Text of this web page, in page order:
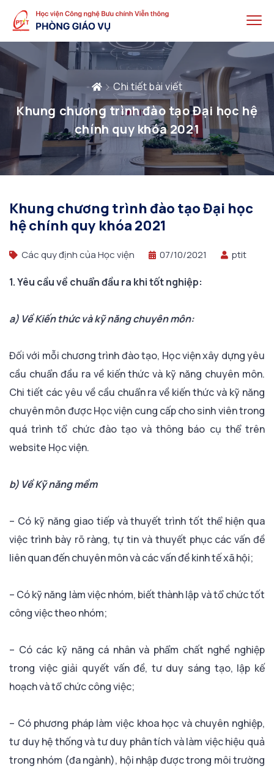
Chi tiết bài viết
Khung chương trình đào tạo Đại học hệ
chính quy khóa 2021
Khung chương trình đào tạo Đại học
hệ chính quy khóa 2021
Các quy định của Học viện 07/10/2021 ptit
1. Yêu cầu về chuẩn đầu ra khi tốt nghiệp:
a) Về Kiến thức và kỹ năng chuyên môn:
Đối với mỗi chương trình đào tạo, Học viện xây dựng yêu
cầu chuẩn đầu ra về kiến thức và kỹ năng chuyên môn.
Chi tiết các yêu về cầu chuẩn ra về kiến thức và kỹ năng
chuyên môn được Học viện cung cấp cho sinh viên trong
quá trình tổ chức đào tạo và thông báo cụ thể trên
website Học viện.
b) Về Kỹ năng mềm
– Có kỹ năng giao tiếp và thuyết trình tốt thể hiện qua
việc trình bày rõ ràng, tự tin và thuyết phục các vấn đề
liên quan đến chuyên môn và các vấn đề kinh tế xã hội;
– Có kỹ năng làm việc nhóm, biết thành lập và tổ chức tốt
công việc theo nhóm;
– Có các kỹ năng cá nhân và phẩm chất nghề nghiệp
trong việc giải quyết vấn đề, tư duy sáng tạo, lập kế
hoạch và tổ chức công việc;
– Có phương pháp làm việc khoa học và chuyên nghiệp,
tư duy hệ thống và tư duy phân tích và làm việc hiệu quả
trong nhóm (đa ngành), hội nhập được trong môi trường